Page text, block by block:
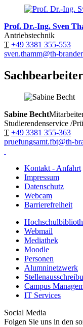
Prof. Dr.-Ing. Sven
Antriebstechnik
T +49 3381 355-553
sven.thamm@th-
Sabine Becht
Studierendenservice /
T +49 3381 355-363
pruefungsamt.fbt@th-
Kontakt - Anfahrt
Impressum
Datenschutz
Webcam
Barrierefreiheit
Webmail
Mediathek
Moodle
Personen
Alumninetzwerk
Campus
IT Services
Social Media
Folgen Sie uns in den